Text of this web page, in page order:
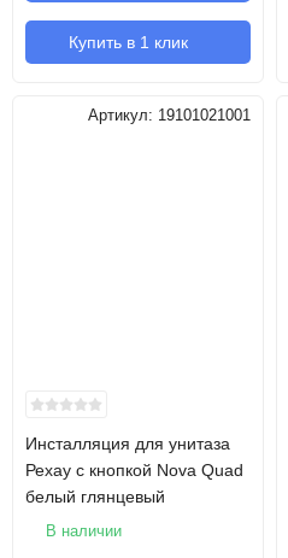
Купить в 1 клик
Артикул: 19101021001
Инсталляция для унитаза
Рехау с кнопкой Nova Quad
белый глянцевый
В наличии